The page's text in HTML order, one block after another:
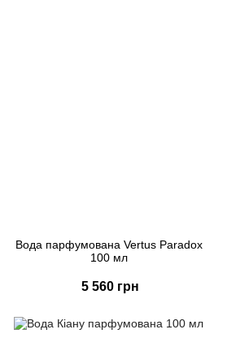
Вода парфумована Vertus Paradox
100 мл
5 560 грн